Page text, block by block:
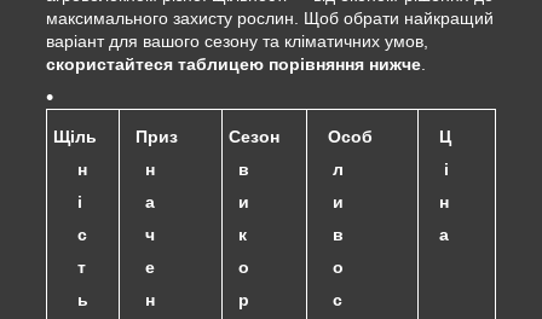
максимального захисту рослин. Щоб обрати найкращий
варіант для вашого сезону та кліматичних умов,
скористайтеся таблицею порівняння нижче
Щіль
н
і
с
т
ь
Приз
н
а
ч
е
н
Сезон
в
и
к
о
р
Особ
л
и
в
о
с
Ц
і
н
а